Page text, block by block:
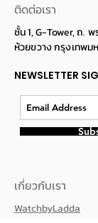
ติดต่อเรา
ชั้น 1, G-Tower, ถ.
ห้วยขวาง กรุงเทพม
NEWSLETTER
เกี่ยวกับเรา
WatchbyLadda